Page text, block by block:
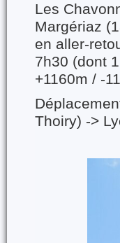
Les
Margériaz
en aller-
7h30 (dont
+1160m / -
Thoiry) ->